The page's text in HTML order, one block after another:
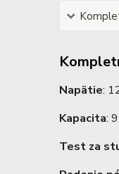
Napätie:
Kapacita:
Test za